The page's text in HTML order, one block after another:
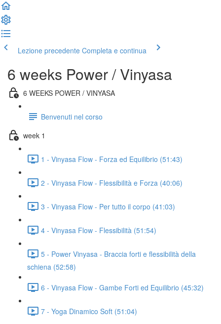
Lezione precedente Completa e continua
6 weeks Power / Vinyasa
6 WEEKS POWER / VINYASA
Benvenuti nel corso
week 1
1 - Vinyasa Flow - Forza ed Equilibrio (51:43)
2 - Vinyasa Flow - Flessibilità e Forza (40:06)
3 - Vinyasa Flow - Per tutto il corpo (41:03)
4 - Vinyasa Flow - Flessibilità (51:54)
5 - Power Vinyasa - Braccia forti e flessibilità della
schiena (52:58)
6 - Vinyasa Flow - Gambe Forti ed Equilibrio (45:32)
7 - Yoga Dinamico Soft (51:04)